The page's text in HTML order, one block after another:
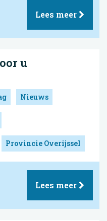
Lees meer
u
Nieuws
Provincie Overijssel
Lees meer